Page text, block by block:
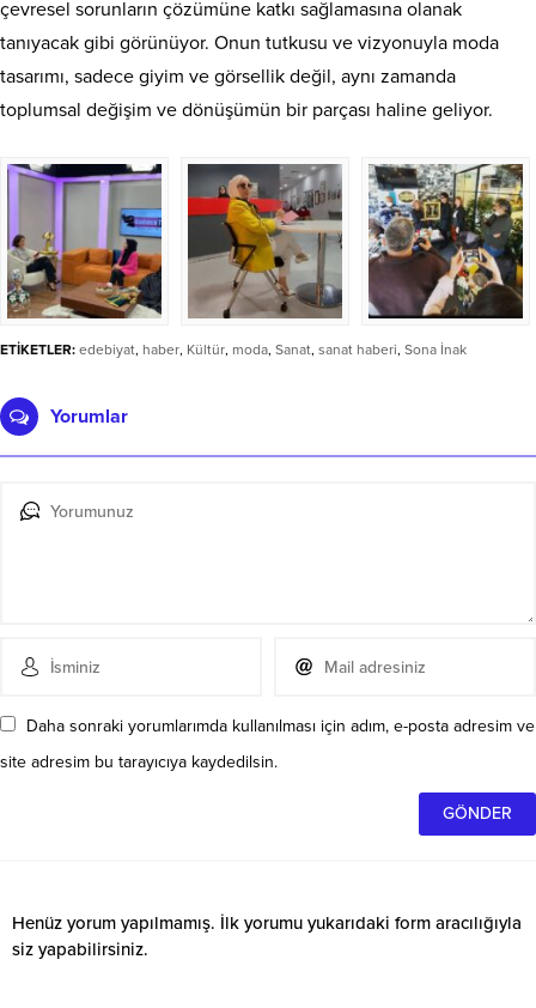
çevresel sorunların çözümüne katkı sağlamasına olanak
tanıyacak gibi görünüyor. Onun tutkusu ve vizyonuyla moda
tasarımı, sadece giyim ve görsellik değil, aynı zamanda
toplumsal değişim ve dönüşümün bir parçası haline geliyor.
ETİKETLER: edebiyat, haber, Kültür, moda, Sanat, sanat haberi, Sona İnak
Yorumlar
Daha sonraki yorumlarımda kullanılması için adım, e-posta adresim ve
site adresim bu tarayıcıya kaydedilsin.
Henüz yorum yapılmamış. İlk yorumu yukarıdaki form aracılığıyla
siz yapabilirsiniz.